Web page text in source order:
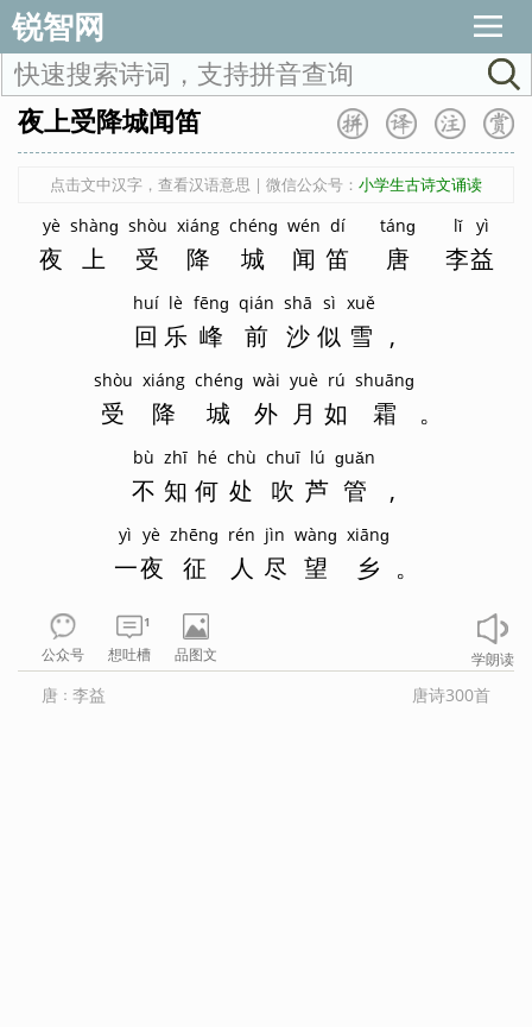
锐智网
夜上受降城闻笛
点击文中汉字，查看汉语意思 | 微信公众号： 小学生古诗文诵读
yè
夜
shànɡ
上
shòu
受
xiáng
降
chénɡ
城
wén
闻
dí
笛
tánɡ
唐
lǐ
李
yì
益
huí
回
lè
乐
fēnɡ
峰
qián
前
shā
沙
sì
似
xuě
雪 ,
shòu
受
xiáng
降
chénɡ
城
wài
外
yuè
月
rú
如
shuānɡ
霜 。
bù
不
zhī
知
hé
何
chù
处
chuī
吹
lú
芦
ɡuǎn
管 ,
yì
一
yè
夜
zhēnɡ
征
rén
人
jìn
尽
wànɡ
望
xiānɡ
乡 。
公众号 想吐槽
1
品图文 学朗读
唐 ： 李益 唐诗300首